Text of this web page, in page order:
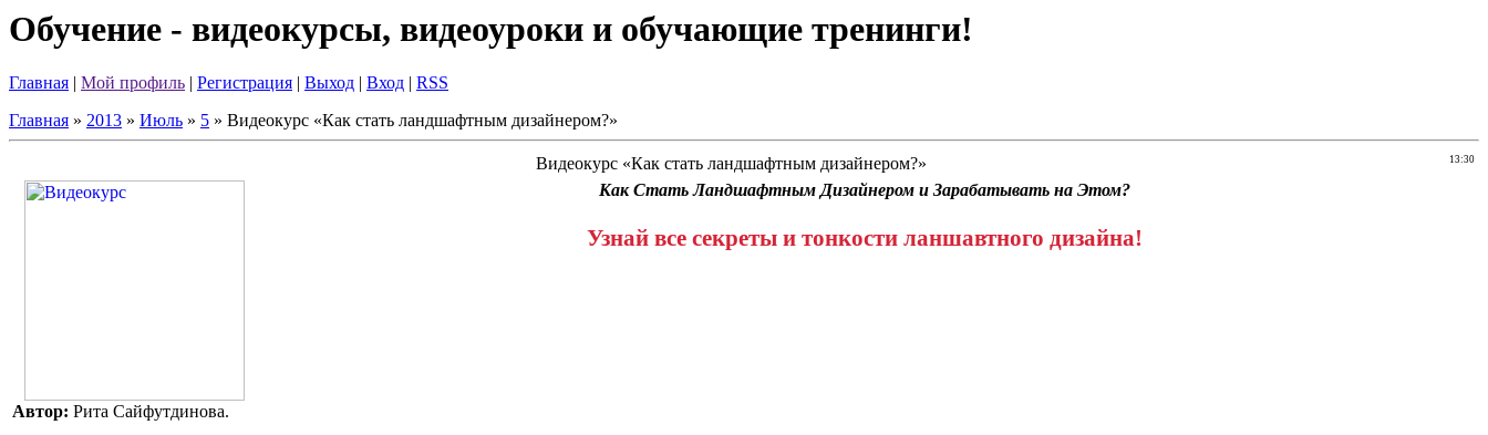
Обучение - видеокурсы, видеоуроки и обучающие тренинги!
Главная | Мой профиль | Регистрация | Выход | Вход | RSS
Главная » 2013 » Июль » 5 » Видеокурс «Как стать ландшафтным дизайнером?»
13:30
Видеокурс «Как стать ландшафтным дизайнером?»
Как Стать Ландшафтным Дизайнером и Зарабатывать на Этом?
Узнай все секреты и тонкости ланшавтного дизайна!
Автор: Рита Сайфутдинова.